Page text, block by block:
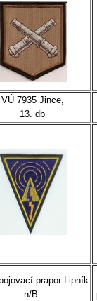
VÚ 7935 Jince,
13. db
prapor Lipník
n/B.